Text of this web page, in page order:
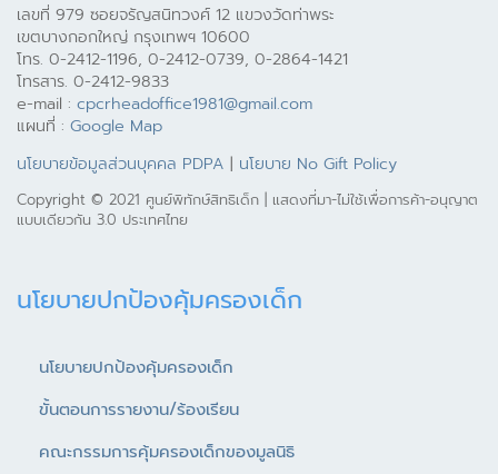
เลขที่ 979 ซอยจรัญสนิทวงศ์ 12 แขวงวัดท่าพระ
เขตบางกอกใหญ่ กรุงเทพฯ 10600
โทร. 0-2412-1196, 0-2412-0739, 0-2864-1421
โทรสาร. 0-2412-9833
e-mail : cpcrheadoffice1981@gmail.com
แผนที่ : Google Map
นโยบายข้อมูลส่วนบุคคล PDPA | นโยบาย No Gift Policy
Copyright © 2021 ศูนย์พิทักษ์สิทธิเด็ก | แสดงที่มา-ไม่ใช้เพื่อการค้า-อนุญาต
แบบเดียวกัน 3.0 ประเทศไทย
นโยบายปกป้องคุ้มครองเด็ก
นโยบายปกป้องคุ้มครองเด็ก
ขั้นตอนการรายงาน/ร้องเรียน
คณะกรรมการคุ้มครองเด็กของมูลนิธิ